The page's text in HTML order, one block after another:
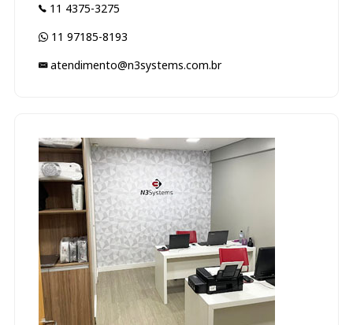
11 4375-3275
11 97185-8193
atendimento@n3systems.com.br